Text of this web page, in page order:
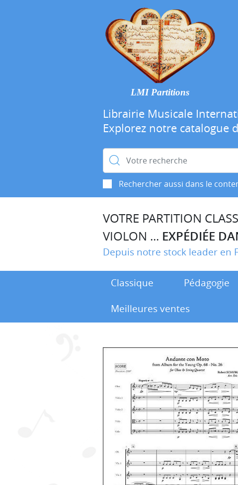
LMI Partitions
Librairie Musicale
Explorez notre catalogue
Rechercher :
Rechercher aussi dans le
VOTRE PARTITION
VIOLON ... EXPÉDIÉE
Depuis notre stock leader en
Classique Pédagogie
Meilleures ventes